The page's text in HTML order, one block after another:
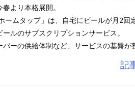
より本格展開。
ームタップ」は、自宅にビールが月2
ルのサブスクリプションサービス。
バーの供給体制など、サービスの基盤が
記